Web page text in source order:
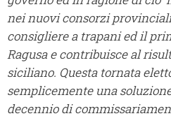
nei nuovi consorzi
consigliere a trapani ed il
Ragusa e contribuisce al
siciliano. Questa tornata
semplicemente una
decennio di